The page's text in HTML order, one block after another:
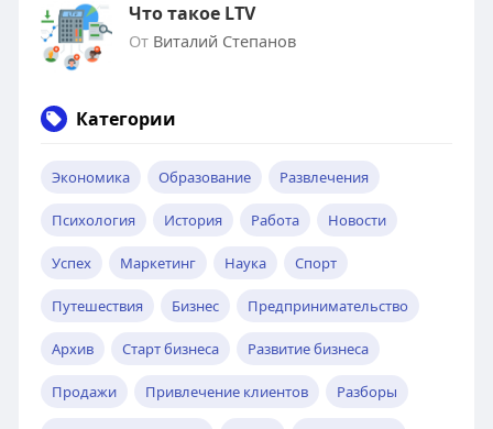
Что такое LTV
От Виталий Степанов
Категории
Экономика Образование Развлечения
Психология История Работа Новости
Успех Маркетинг Наука Спорт
Путешествия Бизнес Предпринимательство
Архив Старт бизнеса Развитие бизнеса
Продажи Привлечение клиентов Разборы